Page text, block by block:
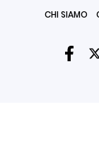
CHI SIAMO